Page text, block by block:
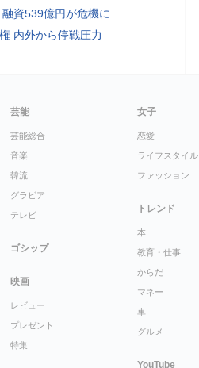
資539億円が危機に
内外から停戦圧力
芸能
芸能総合
音楽
韓流
グラビア
テレビ
ゴシップ
映画
レビュー
プレゼント
特集
女子
恋愛
ライフスタイル
ファッション
トレンド
本
教育・仕事
からだ
マネー
車
グルメ
YouTube